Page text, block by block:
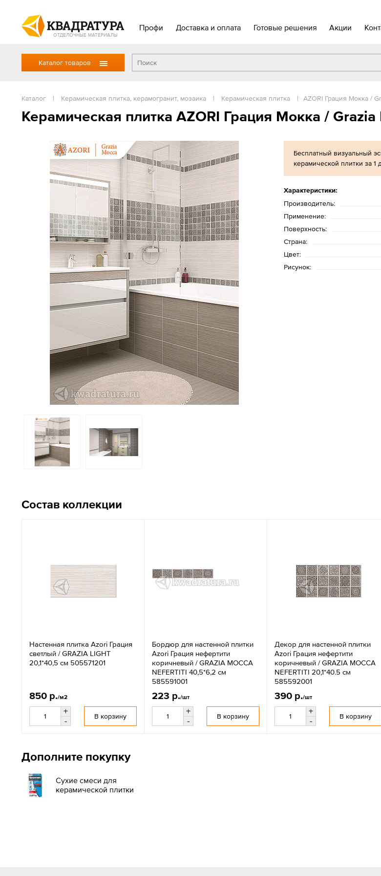
ОТДЕЛОЧНЫЕ МАТЕРИАЛЫ
Профи Доставка и оплата Готовые решения Акции
Каталог товаров
Каталог | Керамическая плитка, керамогранит, мозаика | Керамическая плитка | AZORI Грация Мокка /
Керамическая плитка AZORI Грация Мокка / Grazia
Бесплатный визуальный
керамической плитки за 1
Характеристики:
Производитель:
Применение:
Поверхность:
Страна:
Цвет:
Рисунок:
Состав коллекции
Настенная плитка Azori Грация
светлый / GRAZIA LIGHT
20,1*40,5 см 505571201
850 р./м2
+
-
В корзину
Бордюр для настенной плитки
Azori Грация нефертити
коричневый / GRAZIA MOCCA
NEFERTITI 40,5*6,2 см
585591001
223 р./шт
+
-
В корзину
Декор для настенной плитки
Azori Грация нефертити
коричневый / GRAZIA MOCCA
NEFERTITI 20,1*40.5 см
585592001
390 р./шт
+
-
В корзину
Дополните покупку
Сухие смеси для
керамической плитки